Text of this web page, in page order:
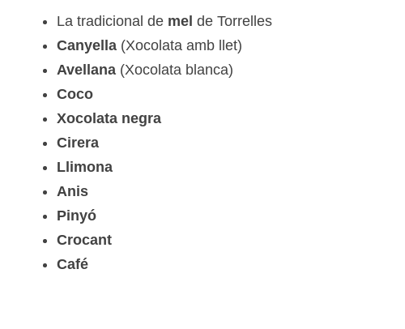
La tradicional de mel de Torrelles
Canyella (Xocolata amb llet)
Avellana (Xocolata blanca)
Coco
Xocolata negra
Cirera
Llimona
Anis
Pinyó
Crocant
Café